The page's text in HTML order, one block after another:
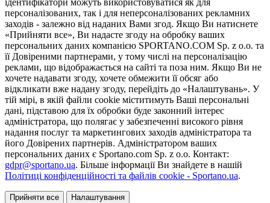
ідентифікатори можуть використовуватися як для
персоналізованих, так і для неперсоналізованих рекламних
заходів - залежно від наданих Вами згод. Якщо Ви натиснете
«Прийняти все», Ви надасте згоду на обробку ваших
персональних даних компанією SPORTANO.COM Sp. z o.o. та
її Довіреними партнерами, у тому числі на персоналізацію
реклами, що відображається на сайті та поза ним. Якщо Ви не
хочете надавати згоду, хочете обмежити її обсяг або
відкликати вже надану згоду, перейдіть до «Налаштувань». У
тій мірі, в якій файли cookie міститимуть Ваші персональні
дані, підставою для їх обробки буде законний інтерес
адміністратора, що полягає у забезпеченні високого рівня
надання послуг та маркетингових заходів адміністратора та
його Довірених партнерів. Адміністратором ваших
персональних даних є Sportano.com Sp. z o.o. Контакт:
gdpr@sportano.ua. Більше інформації Ви знайдете в нашій
Політиці конфіденційності та файлів cookie - Sportano.ua.
Прийняти все Налаштування